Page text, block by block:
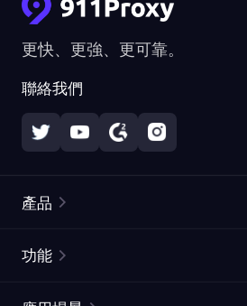
更快、更強、更可靠。
聯絡我們
產品
功能